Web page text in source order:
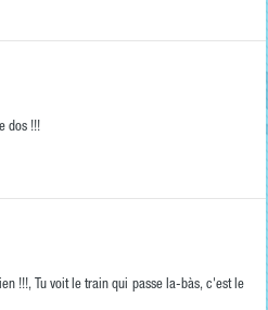
dos !!!
!!!, Tu voit le train qui passe la-bàs, c'est le